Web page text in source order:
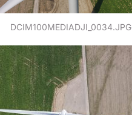
DCIM100MEDIADJI_0034.JPG